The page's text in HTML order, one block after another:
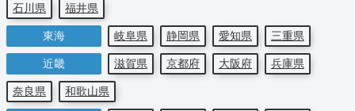
石川県
福井県
東海
岐阜県 静岡県 愛知県
三重県
近畿
滋賀県 京都府 大阪府
兵庫県
奈良県
和歌山県